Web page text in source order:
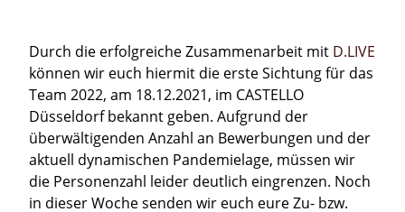
Durch die erfolgreiche Zusammenarbeit mit D.LIVE
können wir euch hiermit die erste Sichtung für das
Team 2022, am 18.12.2021, im CASTELLO
Düsseldorf bekannt geben. Aufgrund der
überwältigenden Anzahl an Bewerbungen und der
aktuell dynamischen Pandemielage, müssen wir
die Personenzahl leider deutlich eingrenzen. Noch
in dieser Woche senden wir euch eure Zu- bzw.